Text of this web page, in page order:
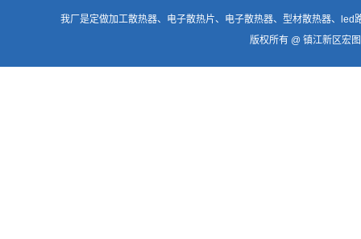
我厂是定做加工散热器、电子散热片、 电子散热器、型材散热器、
led
版权所有 @ 镇江新区宏